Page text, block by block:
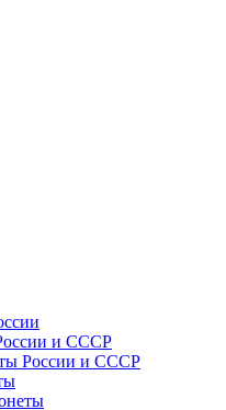
и СССР
России и СССР